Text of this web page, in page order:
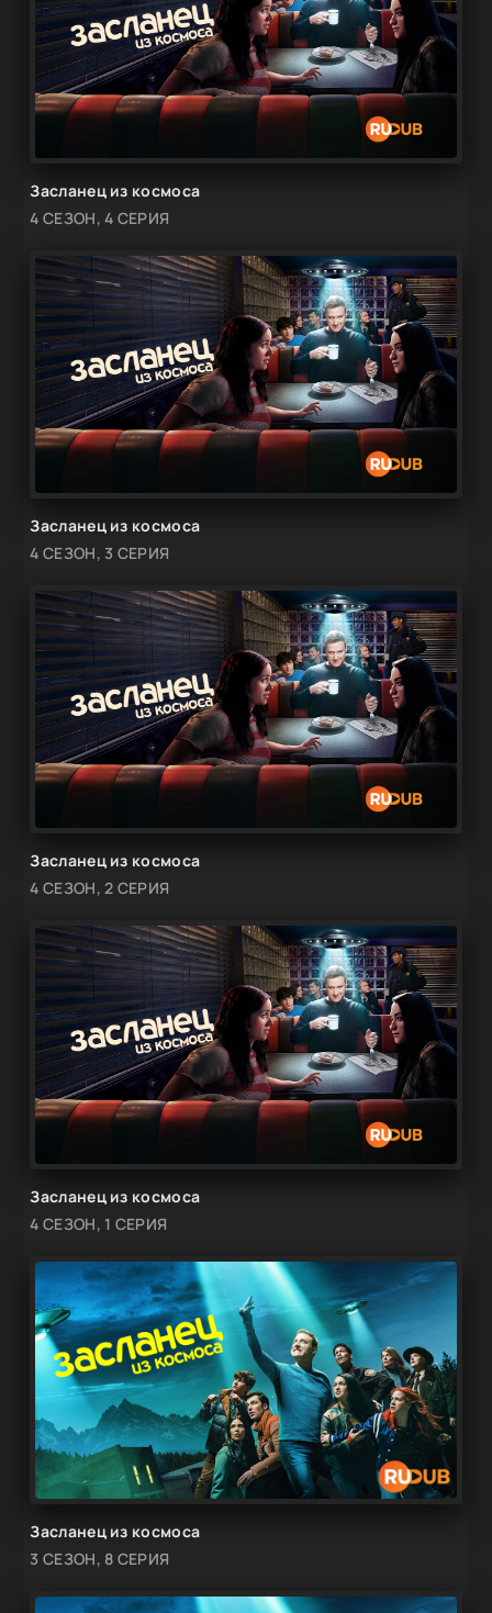
Засланец из космоса
4 СЕЗОН, 4 СЕРИЯ
Засланец из космоса
4 СЕЗОН, 3 СЕРИЯ
Засланец из космоса
4 СЕЗОН, 2 СЕРИЯ
Засланец из космоса
4 СЕЗОН, 1 СЕРИЯ
Засланец из космоса
3 СЕЗОН, 8 СЕРИЯ